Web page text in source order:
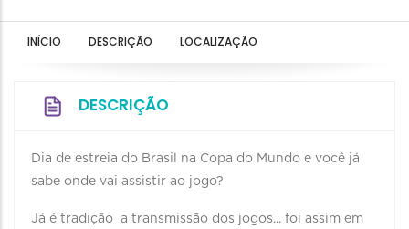
INÍCIO DESCRIÇÃO LOCALIZAÇÃO
DESCRIÇÃO
Dia de estreia do Brasil na Copa do Mundo e você já
sabe onde vai assistir ao jogo?
Já é tradição a transmissão dos jogos... foi assim em